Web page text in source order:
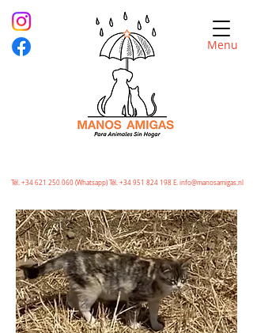
Tél. +34 621 250 060(Whatsapp) Tél. +34 951 824 198 E. info@manosamigas.nl
Menu